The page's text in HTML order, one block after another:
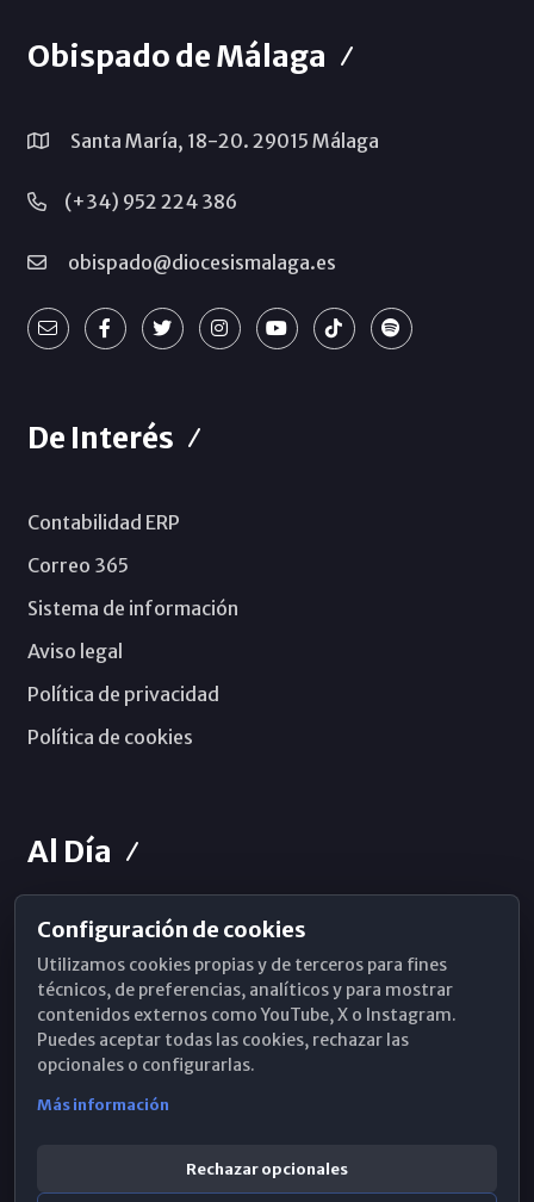
Obispado de Málaga
Santa María, 18-20. 29015 Málaga
(+34) 952 224 386
obispado@diocesismalaga.es
De Interés
Contabilidad ERP
Correo 365
Sistema de información
Aviso legal
Política de privacidad
Política de cookies
Al Día
Horarios de Misa
Hemeroteca
WhatsApp
Configuración de cookies
Utilizamos cookies propias y de terceros para fines
técnicos, de preferencias, analíticos y para mostrar
contenidos externos como YouTube, X o Instagram.
Puedes aceptar todas las cookies, rechazar las
opcionales o configurarlas.
Más información
Rechazar opcionales